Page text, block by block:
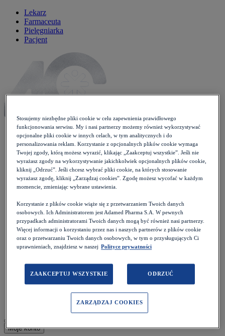
Lekarz
Farmaceuta
Pielęgniarka
Pacjent
Artykuły
Newsy
Wytyczne
Wykłady
Case studies
Moje Zdrowie
Opieka koordynowana
Konferencje
Podcasty
Kalkulatory
Rezydenci
Prawo
Quizy
Konkursy
Webinary
Moje konto
Stosujemy niezbędne pliki cookie w celu zapewnienia prawidłowego
funkcjonowania serwisu. My i nasi partnerzy możemy również wykorzystywać
opcjonalne pliki cookie w innych celach, w tym analitycznych i do
personalizowania reklam. Korzystanie z opcjonalnych plików cookie wymaga
Twojej zgody, którą możesz wyrazić, klikając „Zaakceptuj wszystkie”. Jeśli nie
wyrażasz zgody na wykorzystywanie jakichkolwiek opcjonalnych plików cookie,
kliknij „Odrzuć”. Jeśli chcesz wybrać pliki cookie, na których stosowanie
wyrażasz zgodę, kliknij „Zarządzaj cookies”. Zgodę możesz wycofać w każdym
momencie, zmieniając wybrane ustawienia.
Korzystanie z plików cookie wiąże się z przetwarzaniem Twoich danych
osobowych. Ich Administratorem jest Adamed Pharma S.A. W pewnych
przypadkach administratorami Twoich danych mogą być również nasi partnerzy.
Więcej informacji o korzystaniu przez nas i naszych partnerów z plików cookie
oraz o przetwarzaniu Twoich danych osobowych, w tym o przysługujących Ci
uprawnieniach, znajdziesz w naszej Polityce prywatności
ZAAKCEPTUJ WSZYSTKIE ODRZUĆ
ZARZĄDZAJ COOKIES